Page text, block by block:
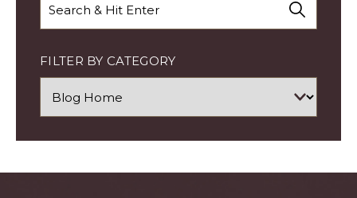
FILTER BY CATEGORY